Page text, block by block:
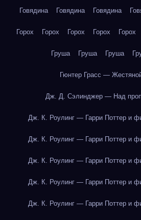
Говядина Говядина Говядина
Горох Горох Горох Горох Горох
Груша Груша Груша
Гюнтер Грасс —
Дж. Д. Сэлинджер — Над
Дж. К. Роулинг — Гарри Поттер и
Дж. К. Роулинг — Гарри Поттер и
Дж. К. Роулинг — Гарри Поттер и
Дж. К. Роулинг — Гарри Поттер и
Дж. К. Роулинг — Гарри Поттер и